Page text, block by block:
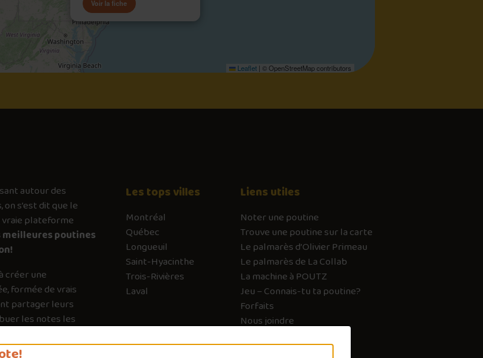
Voir la fiche
Leaflet | © OpenStreetMap contributors
autour des
s’est dit que le
plateforme
meilleures poutines
créer une
formée de vrais
partager leurs
les notes les
les autres vers les
Les tops villes
Montréal
Québec
Longueuil
Saint-Hyacinthe
Trois-Rivières
Laval
Liens utiles
Noter une poutine
Trouve une poutine sur la carte
Le palmarès d’Olivier Primeau
Le palmarès de La Collab
La machine à POUTZ
Jeu – Connais-tu ta poutine?
Forfaits
Nous joindre